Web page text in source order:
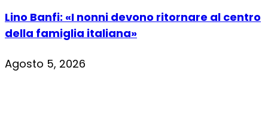
Lino Banfi: «I nonni devono ritornare al centro
della famiglia italiana»
Agosto 5, 2026